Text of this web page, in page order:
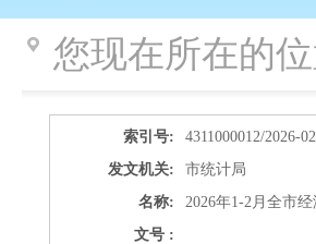
您现在所在的
索引号:
4311000012/2026-
发文机关:
市统计局
名称:
2026年1-2月全市
文号 :